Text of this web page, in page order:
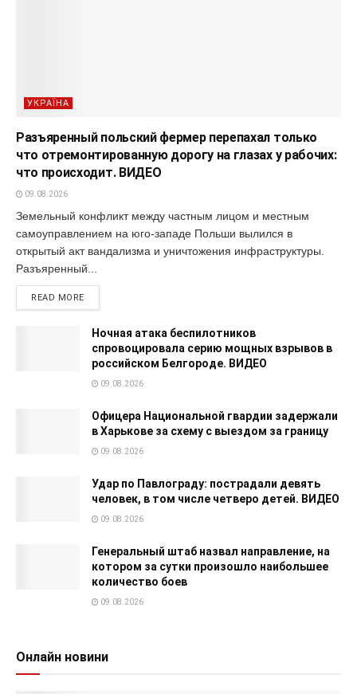
УКРАЇНА
Разъяренный польский фермер перепахал только
что отремонтированную дорогу на глазах у рабочих:
что происходит. ВИДЕО
09.08.2026
Земельный конфликт между частным лицом и местным
самоуправлением на юго-западе Польши вылился в
открытый акт вандализма и уничтожения инфраструктуры.
Разъяренный...
READ MORE
Ночная атака беспилотников
спровоцировала серию мощных взрывов в
российском Белгороде. ВИДЕО
09.08.2026
Офицера Национальной гвардии задержали
в Харькове за схему с выездом за границу
09.08.2026
Удар по Павлограду: пострадали девять
человек, в том числе четверо детей. ВИДЕО
09.08.2026
Генеральный штаб назвал направление, на
котором за сутки произошло наибольшее
количество боев
09.08.2026
Онлайн новини